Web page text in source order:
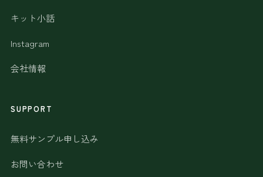
キット小話
Instagram
会社情報
SUPPORT
無料サンプル申し込み
お問い合わせ